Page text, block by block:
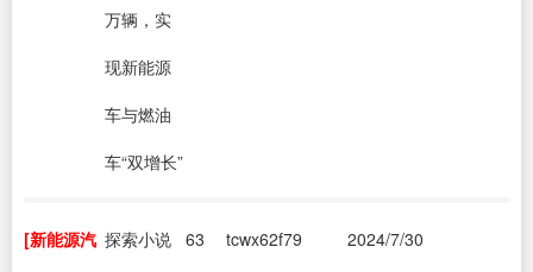
万辆，实
现新能源
车与燃油
车“双增长”
[新能源汽 探索小说
63 tcwx62f79 2024/7/30